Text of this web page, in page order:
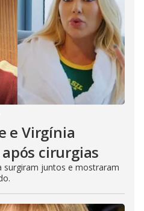
e Virgínia
cirurgias
surgiram juntos e mostraram